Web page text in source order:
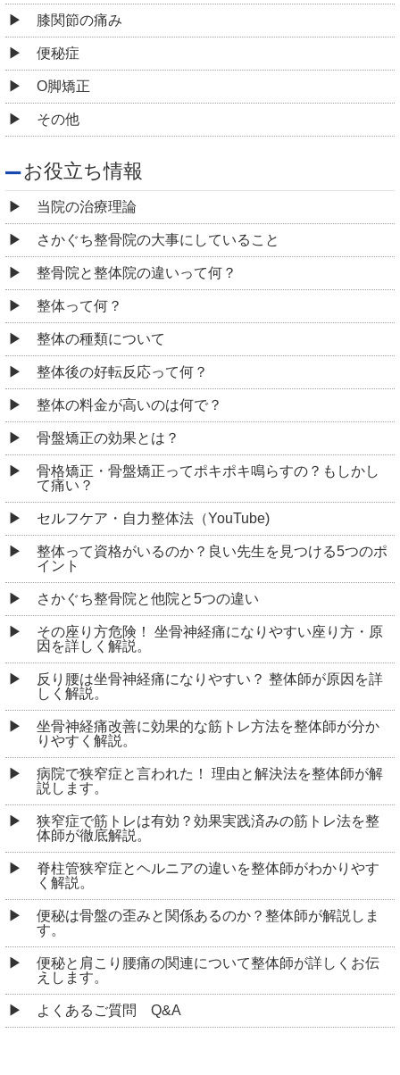
膝関節の痛み
便秘症
O脚矯正
その他
お役立ち情報
当院の治療理論
さかぐち整骨院の大事にしていること
整骨院と整体院の違いって何？
整体って何？
整体の種類について
整体後の好転反応って何？
整体の料金が高いのは何で？
骨盤矯正の効果とは？
骨格矯正・骨盤矯正ってポキポキ鳴らすの？もしかし
て痛い？
セルフケア・自力整体法（YouTube)
整体って資格がいるのか？良い先生を見つける5つのポ
イント
さかぐち整骨院と他院と5つの違い
その座り方危険！ 坐骨神経痛になりやすい座り方・原
因を詳しく解説。
反り腰は坐骨神経痛になりやすい？ 整体師が原因を詳
しく解説。
坐骨神経痛改善に効果的な筋トレ方法を整体師が分か
りやすく解説。
病院で狭窄症と言われた！ 理由と解決法を整体師が解
説します。
狭窄症で筋トレは有効？効果実践済みの筋トレ法を整
体師が徹底解説。
脊柱管狭窄症とヘルニアの違いを整体師がわかりやす
く解説。
便秘は骨盤の歪みと関係あるのか？整体師が解説しま
す。
便秘と肩こり腰痛の関連について整体師が詳しくお伝
えします。
よくあるご質問 Q&A